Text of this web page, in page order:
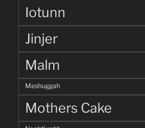
Iotunn
Jinjer
Malm
Meshuggah
Mothers Cake